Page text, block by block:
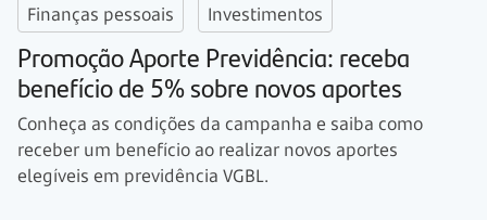
Finanças pessoais Investimentos
Promoção Aporte Previdência: receba
benefício de 5% sobre novos aportes
Conheça as condições da campanha e saiba como
receber um benefício ao realizar novos aportes
elegíveis em previdência VGBL.